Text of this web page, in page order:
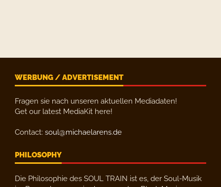
WERBUNG / ADVERTISEMENT
Fragen sie nach unseren aktuellen Mediadaten!
Get our latest MediaKit here!
Contact: soul@michaelarens.de
PHILOSOPHY
Die Philosophie des SOUL TRAIN ist es, der Soul-Musik